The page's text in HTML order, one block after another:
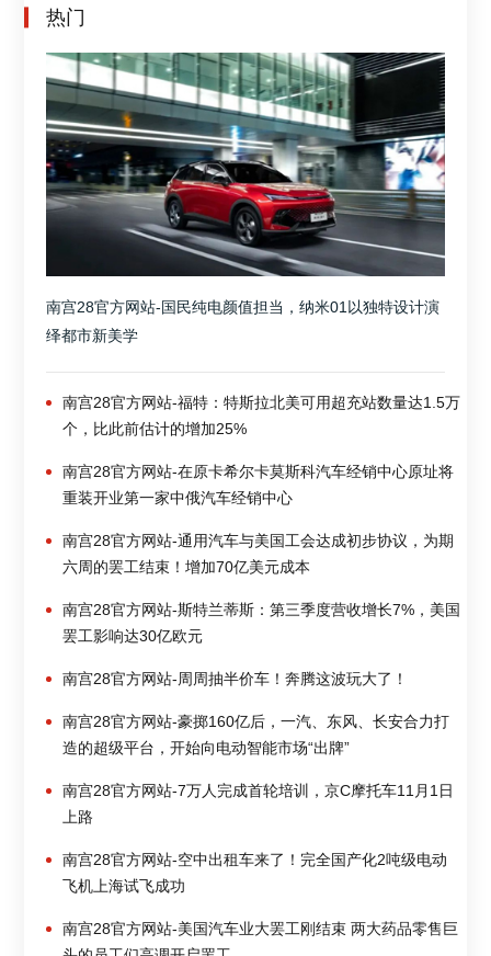
热门
南宫28官方网站-国民纯电颜值担当，纳米01以独特设计演
绎都市新美学
南宫28官方网站-福特：特斯拉北美可用超充站数量达1.5万
个，比此前估计的增加25%
南宫28官方网站-在原卡希尔卡莫斯科汽车经销中心原址将
重装开业第一家中俄汽车经销中心
南宫28官方网站-通用汽车与美国工会达成初步协议，为期
六周的罢工结束！增加70亿美元成本
南宫28官方网站-斯特兰蒂斯：第三季度营收增长7%，美国
罢工影响达30亿欧元
南宫28官方网站-周周抽半价车！奔腾这波玩大了！
南宫28官方网站-豪掷160亿后，一汽、东风、长安合力打
造的超级平台，开始向电动智能市场“出牌”
南宫28官方网站-7万人完成首轮培训，京C摩托车11月1日
上路
南宫28官方网站-空中出租车来了！完全国产化2吨级电动
飞机上海试飞成功
南宫28官方网站-美国汽车业大罢工刚结束 两大药品零售巨